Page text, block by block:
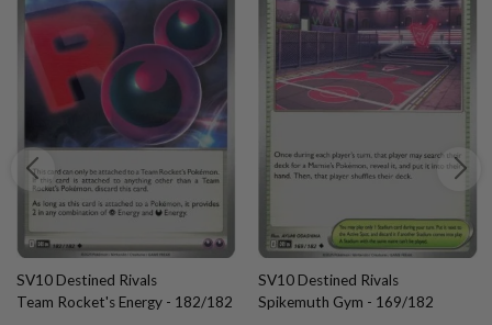
SV10 Destined Rivals
Team Rocket's Energy - 182/182
SV10 Destined Rivals
Spikemuth Gym - 169/182